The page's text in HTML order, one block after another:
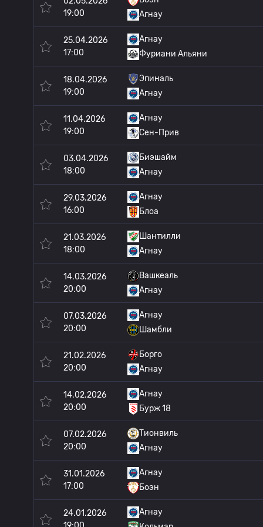
19:00
Агнау
25.04.2026
17:00
Агнау
Фуриани Альяни
18.04.2026
19:00
Эпиналь
Агнау
11.04.2026
19:00
Агнау
Сен-Прив
03.04.2026
18:00
Биэшайм
Агнау
29.03.2026
16:00
Агнау
Блоа
21.03.2026
18:00
Шантилли
Агнау
14.03.2026
20:00
Вашкеаль
Агнау
07.03.2026
20:00
Агнау
Шамбли
21.02.2026
20:00
Борго
Агнау
14.02.2026
20:00
Агнау
Бурж 18
07.02.2026
20:00
Тионвиль
Агнау
31.01.2026
17:00
Агнау
Боэн
24.01.2026
Агнау